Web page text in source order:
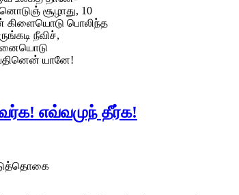
சூழாது, 10
கிளையொடு பொலிந்த
நீவிச்,
யானே!
எவ்வமுந் தீர்க!